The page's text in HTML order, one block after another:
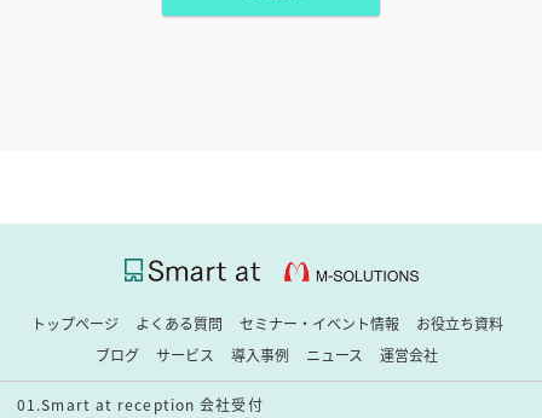
トップページ よくある質問 セミナー・イベント情報
お役立ち資料
ブログ
サービス 導入事例 ニュース 運営会社
01.Smart at reception 会社受付